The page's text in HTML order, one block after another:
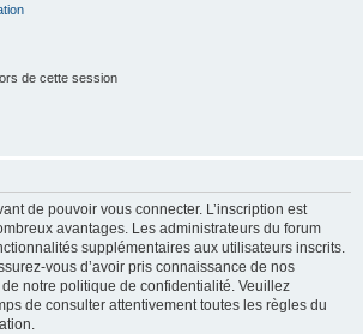
de cette session
de pouvoir vous connecter. L’inscription est
avantages. Les administrateurs du forum
supplémentaires aux utilisateurs inscrits.
vous d’avoir pris connaissance de nos
notre politique de confidentialité. Veuillez
de consulter attentivement toutes les règles du